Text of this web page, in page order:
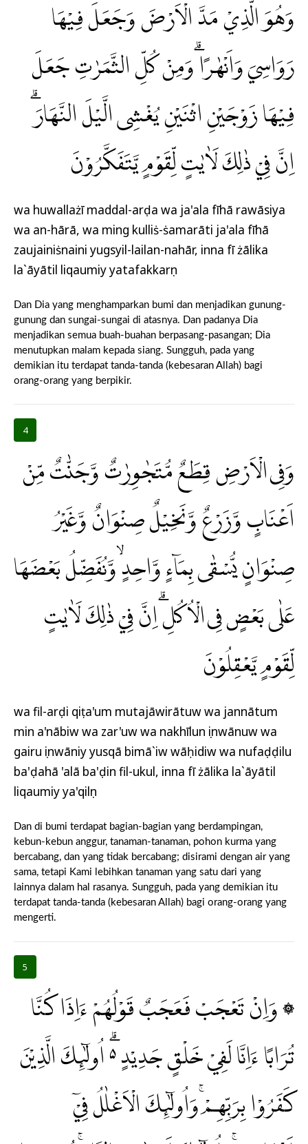
وَهُوَ الَّذِيْ مَدَّ الْاَرْضَ وَجَعَلَ فِيْهَا
رَوَاسِيَ وَاَنْهٰرًا ۗوَمِنْ كُلِّ الثَّمَرٰتِ جَعَلَ
فِيْهَا زَوْجَيْنِ اثْنَيْنِ يُغْشِى الَّيْلَ النَّهَارَۗ
اِنَّ فِيْ ذٰلِكَ لَاٰيٰتٍ لِّقَوْمٍ يَّتَفَكَّرُوْنَ
wa huwallażī maddal-arḍa wa ja'ala fīhā rawāsiya
wa an-hārā, wa ming kulliṡ-ṡamarāti ja'ala fīhā
zaujainiṡnaini yugsyil-lailan-nahār, inna fī żālika
la`āyātil liqaumiy yatafakkarụn
Dan Dia yang menghamparkan bumi dan menjadikan gunung-
gunung dan sungai-sungai di atasnya. Dan padanya Dia
menjadikan semua buah-buahan berpasang-pasangan; Dia
menutupkan malam kepada siang. Sungguh, pada yang
demikian itu terdapat tanda-tanda (kebesaran Allah) bagi
orang-orang yang berpikir.
4
وَفِى الْاَرْضِ قِطَعٌ مُّتَجٰوِرٰتٌ وَّجَنّٰتٌ مِّنْ
اَعْنَابٍ وَّزَرْعٌ وَّنَخِيْلٌ صِنْوَانٌ وَّغَيْرُ
صِنْوَانٍ يُّسْقٰى بِمَاۤءٍ وَّاحِدٍۙ وَّنُفَضِّلُ بَعْضَهَا
عَلٰى بَعْضٍ فِى الْاُكُلِۗ اِنَّ فِيْ ذٰلِكَ لَاٰيٰتٍ
لِّقَوْمٍ يَّعْقِلُوْنَ
wa fil-arḍi qiṭa'um mutajāwirātuw wa jannātum
min a'nābiw wa zar'uw wa nakhīlun ṣinwānuw wa
gairu ṣinwāniy yusqā bimā`iw wāḥidiw wa nufaḍḍilu
ba'ḍahā 'alā ba'ḍin fil-ukul, inna fī żālika la`āyātil
liqaumiy ya'qilụn
Dan di bumi terdapat bagian-bagian yang berdampingan,
kebun-kebun anggur, tanaman-tanaman, pohon kurma yang
bercabang, dan yang tidak bercabang; disirami dengan air yang
sama, tetapi Kami lebihkan tanaman yang satu dari yang
lainnya dalam hal rasanya. Sungguh, pada yang demikian itu
terdapat tanda-tanda (kebesaran Allah) bagi orang-orang yang
mengerti.
5
۞ وَاِنْ تَعْجَبْ فَعَجَبٌ قَوْلُهُمْ ءَاِذَا كُنَّا
تُرَابًا ءَاِنَّا لَفِيْ خَلْقٍ جَدِيْدٍ ەۗ اُولٰۤىِٕكَ الَّذِيْنَ
كَفَرُوْا بِرَبِّهِمْۚ وَاُولٰۤىِٕكَ الْاَغْلٰلُ فِيْٓ